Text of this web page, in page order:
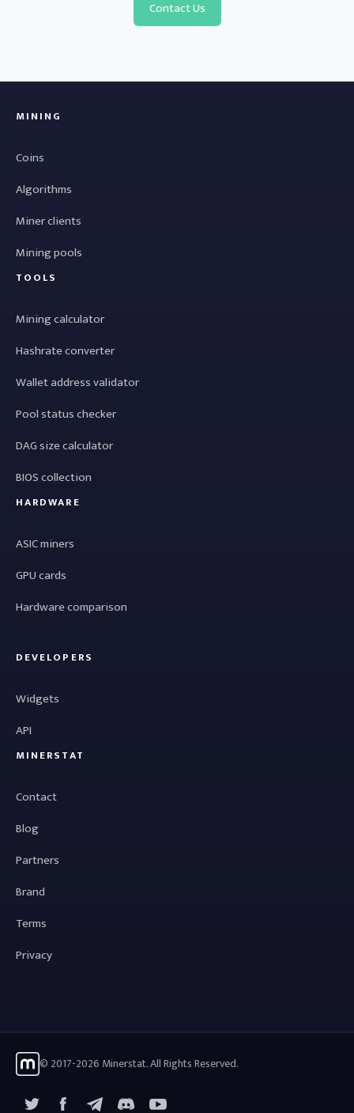
Contact Us
MINING
Coins
Algorithms
Miner clients
Mining pools
TOOLS
Mining calculator
Hashrate converter
Wallet address validator
Pool status checker
DAG size calculator
BIOS collection
HARDWARE
ASIC miners
GPU cards
Hardware comparison
DEVELOPERS
Widgets
API
MINERSTAT
Contact
Blog
Partners
Brand
Terms
Privacy
© 2017-2026 Minerstat. All Rights Reserved.
FacebookTelegramYouTube